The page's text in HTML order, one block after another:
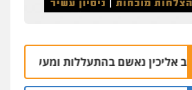
ומעשים מגונים בשתי